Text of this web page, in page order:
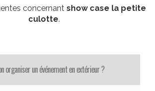
concernant show case la petite
culotte.
organiser un événement en extérieur ?